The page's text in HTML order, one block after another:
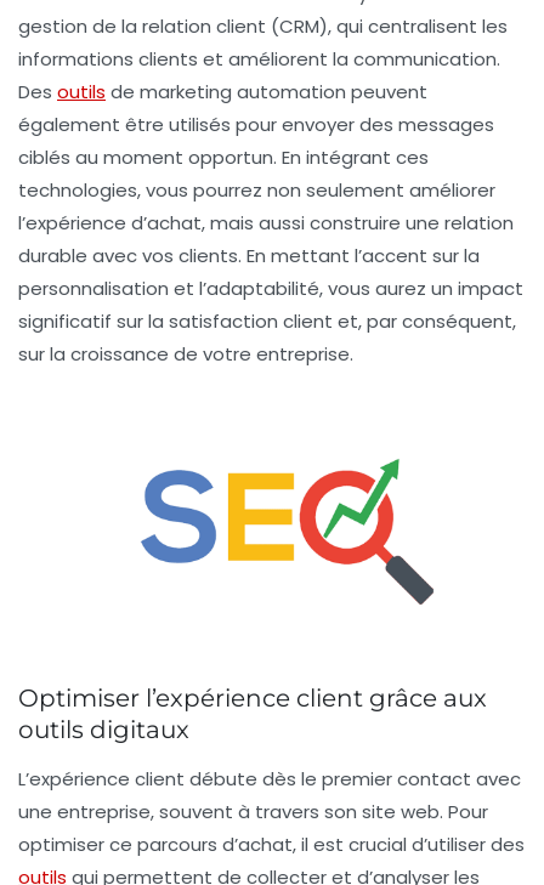
gestion de la relation client (CRM), qui centralisent les
informations clients et améliorent la communication.
Des outils de marketing automation peuvent
également être utilisés pour envoyer des messages
ciblés au moment opportun. En intégrant ces
technologies, vous pourrez non seulement améliorer
l’expérience d’achat, mais aussi construire une relation
durable avec vos clients. En mettant l’accent sur la
personnalisation et l’adaptabilité, vous aurez un impact
significatif sur la satisfaction client et, par conséquent,
sur la croissance de votre entreprise.
Optimiser l’expérience client grâce aux
outils digitaux
L’expérience client débute dès le premier contact avec
une entreprise, souvent à travers son site web. Pour
optimiserce parcours d’achat, il est crucial d’utiliser des
outils qui permettent de collecteret d’analyserles